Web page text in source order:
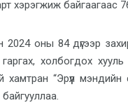
хэрэгжиж байгаагаас
оны 84 дүгээр
холбогдох
хамтран “Эрүүл
байгууллаа.